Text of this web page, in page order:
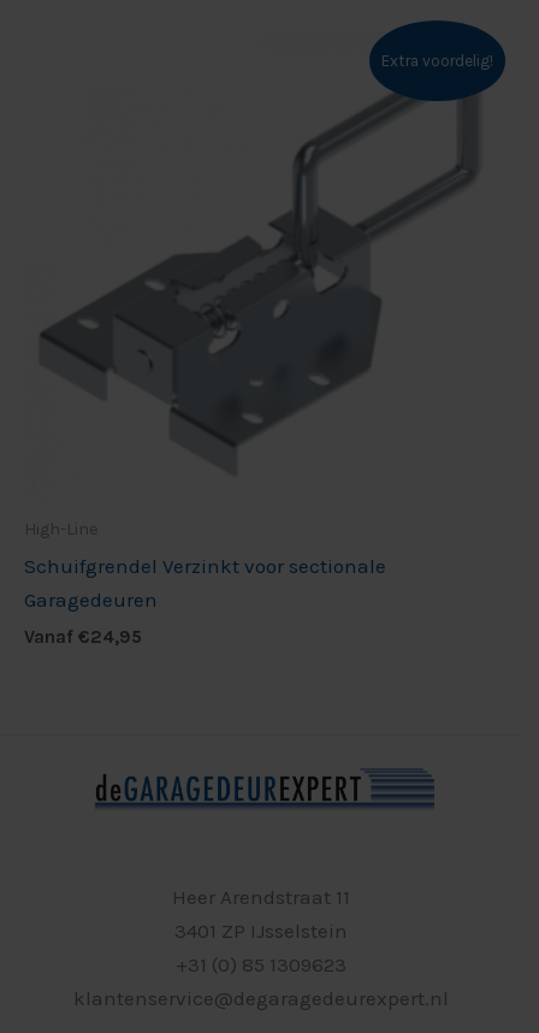
Extra voordelig!
High-Line
Schuifgrendel Verzinkt voor sectionale
Garagedeuren
Vanaf €24,95
Heer Arendstraat 11
3401 ZP IJsselstein
+31 (0) 85 1309623
klantenservice@degaragedeurexpert.nl